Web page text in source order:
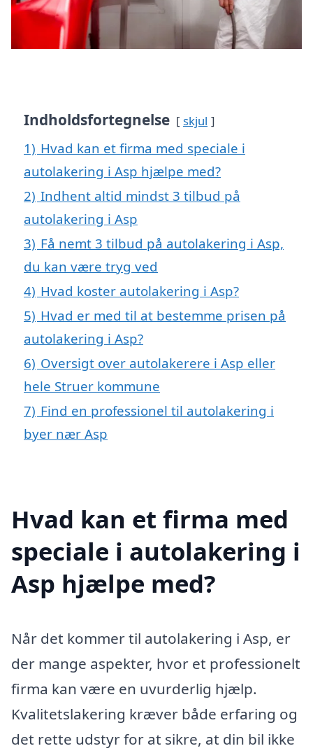
Indholdsfortegnelse skjul
1) Hvad kan et firma med speciale i
autolakering i Asp hjælpe med?
2) Indhent altid mindst 3 tilbud på
autolakering i Asp
3) Få nemt 3 tilbud på autolakering i Asp,
du kan være tryg ved
4) Hvad koster autolakering i Asp?
5) Hvad er med til at bestemme prisen på
autolakering i Asp?
6) Oversigt over autolakerere i Asp eller
hele Struer kommune
7) Find en professionel til autolakering i
byer nær Asp
Hvad kan et firma med
speciale i autolakering i
Asp hjælpe med?
Når det kommer til autolakering i Asp, er
der mange aspekter, hvor et professionelt
firma kan være en uvurderlig hjælp.
Kvalitetslakering kræver både erfaring og
det rette udstyr for at sikre, at din bil ikke